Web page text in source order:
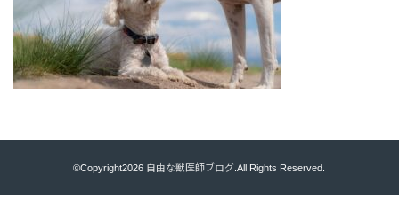
©Copyright2026 自由な獣医師ブログ .All Rights Reserved.